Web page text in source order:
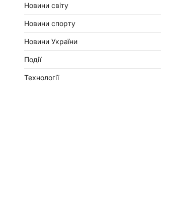
Новини світу
Новини спорту
Новини України
Події
Технології